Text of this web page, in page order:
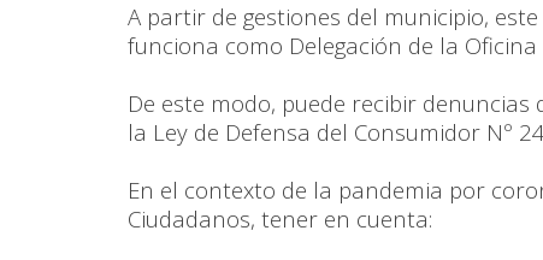
A partir de gestiones del municipio,
funciona como Delegación de la
De este modo, puede recibir
la Ley de Defensa del Consumidor Nº
En el contexto de la pandemia por
Ciudadanos, tener en cuenta: